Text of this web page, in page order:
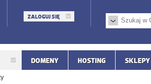
ZALOGUJ SIĘ
DOMENY HOSTING SKLEPY